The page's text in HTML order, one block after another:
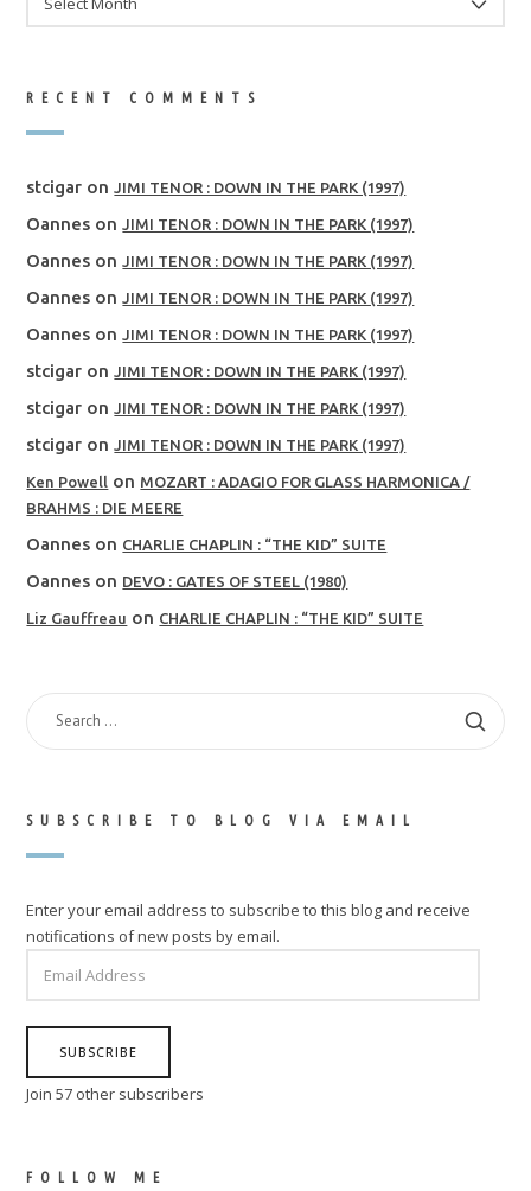
RECENT COMMENTS
stcigar onJIMI TENOR : DOWN IN THE PARK (1997)
Oannes onJIMI TENOR : DOWN IN THE PARK (1997)
Oannes onJIMI TENOR : DOWN IN THE PARK (1997)
Oannes onJIMI TENOR : DOWN IN THE PARK (1997)
Oannes onJIMI TENOR : DOWN IN THE PARK (1997)
stcigar onJIMI TENOR : DOWN IN THE PARK (1997)
stcigar onJIMI TENOR : DOWN IN THE PARK (1997)
stcigar onJIMI TENOR : DOWN IN THE PARK (1997)
Ken Powell on MOZART : ADAGIO FOR GLASS HARMONICA /
BRAHMS : DIE MEERE
Oannes on CHARLIE CHAPLIN : “THE KID” SUITE
Oannes on DEVO : GATES OF STEEL (1980)
Liz Gauffreau on CHARLIE CHAPLIN : “THE KID” SUITE
SEARCH
FOR:
SUBSCRIBE TO BLOG VIA EMAIL
Enter your email address to subscribe to this blog and receive
notifications of new posts by email.
ADDRESS
SUBSCRIBE
Join 57 other subscribers
FOLLOW ME